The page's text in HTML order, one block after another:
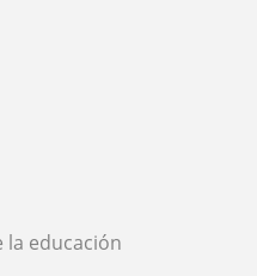
educación